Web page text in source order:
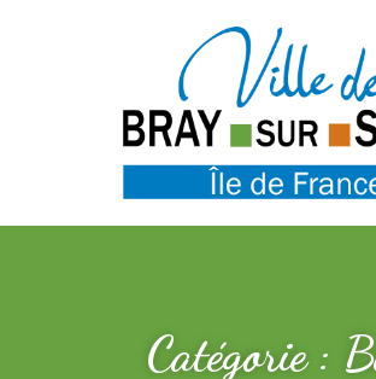
Catégorie :